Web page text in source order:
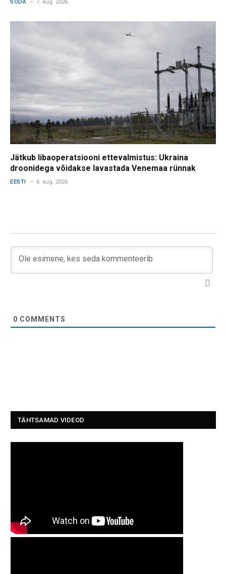
SÕDA 7. aug. 2026
Jätkub libaoperatsiooni ettevalmistus: Ukraina
droonidega võidakse lavastada Venemaa rünnak
EESTI 6. aug. 2026
0 COMMENTS
TÄHTSAMAD VIDEOD